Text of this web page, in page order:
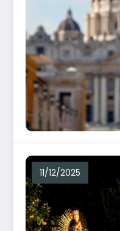
11/12/2025